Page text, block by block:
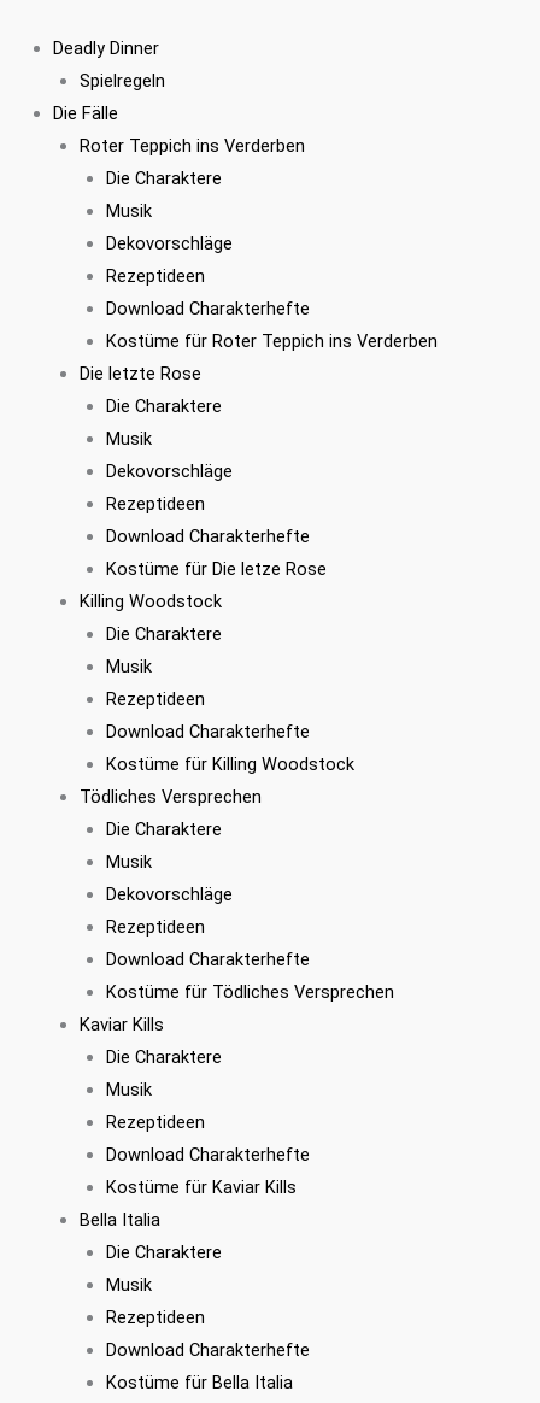
Inhalt
springen
Deadly Dinner
Spielregeln
Die Fälle
Roter Teppich ins Verderben
Die Charaktere
Musik
Dekovorschläge
Rezeptideen
Download Charakterhefte
Kostüme für Roter Teppich ins Verderben
Die letzte Rose
Die Charaktere
Musik
Dekovorschläge
Rezeptideen
Download Charakterhefte
Kostüme für Die letze Rose
Killing Woodstock
Die Charaktere
Musik
Rezeptideen
Download Charakterhefte
Kostüme für Killing Woodstock
Tödliches Versprechen
Die Charaktere
Musik
Dekovorschläge
Rezeptideen
Download Charakterhefte
Kostüme für Tödliches Versprechen
Kaviar Kills
Die Charaktere
Musik
Rezeptideen
Download Charakterhefte
Kostüme für Kaviar Kills
Bella Italia
Die Charaktere
Musik
Rezeptideen
Download Charakterhefte
Kostüme für Bella Italia